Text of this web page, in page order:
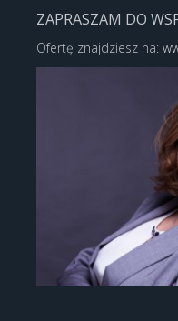
ZAPRASZAM DO
Ofertę znajdziesz na: